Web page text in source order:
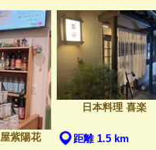
紫陽花
日本料理 喜楽
距離 1.5 km